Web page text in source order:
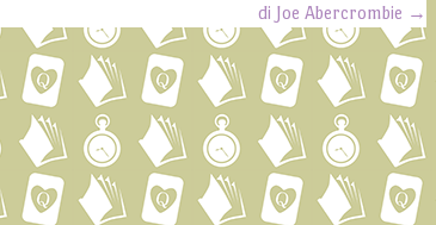
di Joe Abercrombie →